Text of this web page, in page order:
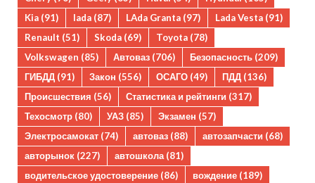
Kia (91) lada (87) LAda Granta (97) Lada Vesta (91)
Renault (51) Skoda (69) Toyota (78)
Volkswagen (85) Автоваз (706) Безопасность (209)
ГИБДД (91) Закон (556) ОСАГО (49) ПДД (136)
Происшествия (56) Статистика и рейтинги (317)
Техосмотр (80) УАЗ (85) Экзамен (57)
Электросамокат (74) автоваз (88) автозапчасти (68)
авторынок (227) автошкола(81)
водительское удостоверение (86) вождение (189)